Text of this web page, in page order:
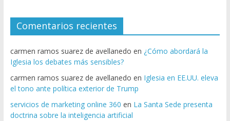
Comentarios recientes
carmen ramos suarez de avellanedo en ¿Cómo abordará la
Iglesia los debates más sensibles?
carmen ramos suarez de avellanedo en Iglesia en EE.UU. eleva
el tono ante política exterior de Trump
servicios de marketing online 360 en La Santa Sede presenta
doctrina sobre la inteligencia artificial